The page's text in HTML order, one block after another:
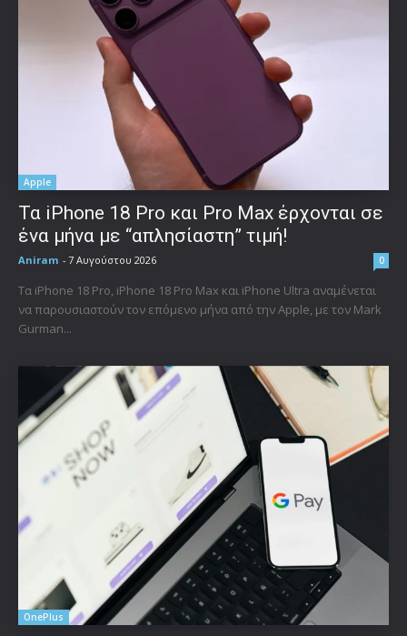
Apple
Τα iPhone 18 Pro και Pro Max έρχονται σε
ένα μήνα με “απλησίαστη” τιμή!
Aniram - 7 Αυγούστου 2026 0
Τα iPhone 18 Pro, iPhone 18 Pro Max και iPhone Ultra αναμένεται
να παρουσιαστούν τον επόμενο μήνα από την Apple, με τον Mark
Gurman...
OnePlus